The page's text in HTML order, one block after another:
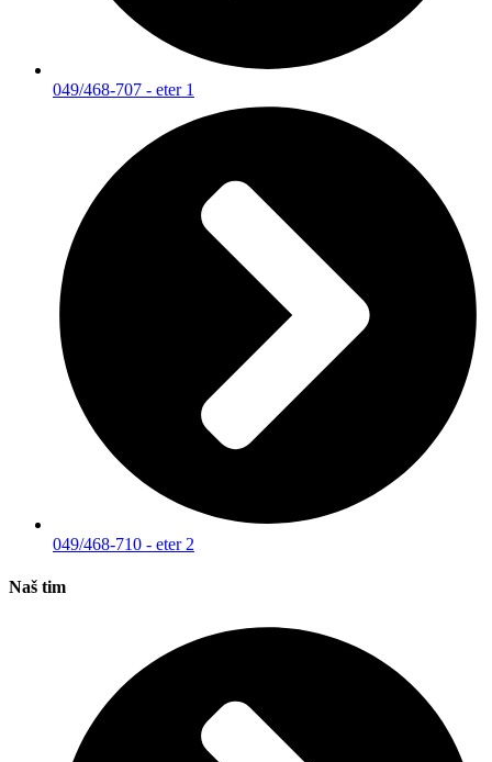
049/468-707 - eter 1
049/468-710 - eter 2
Naš tim